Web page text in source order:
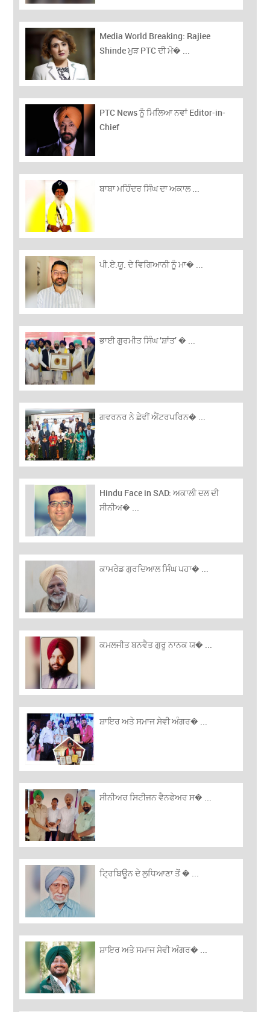
Media World Breaking: Rajiee
Shinde ਮੁੜ PTC ਦੀ ਮੋ� ...
PTC News ਨੂੰ ਮਿਲਿਆ ਨਵਾਂ Editor-in-
Chief
ਬਾਬਾ ਮਹਿੰਦਰ ਸਿੰਘ ਦਾ ਅਕਾਲ ...
ਪੀ.ਏ.ਯੂ. ਦੇ ਵਿਗਿਆਨੀ ਨੂੰ ਮਾ� ...
ਭਾਈ ਗੁਰਮੀਤ ਸਿੰਘ ‘ਸ਼ਾਂਤ’ � ...
ਗਵਰਨਰ ਨੇ ਛੇਵੀਂ ਐਂਟਰਪਰਿਨ� ...
Hindu Face in SAD: ਅਕਾਲੀ ਦਲ ਦੀ
ਸੀਨੀਅ� ...
ਕਾਮਰੇਡ ਗੁਰਦਿਆਲ ਸਿੰਘ ਪਹਾ� ...
ਕਮਲਜੀਤ ਬਨਵੈਤ ਗੁਰੂ ਨਾਨਕ ਯ� ...
ਸ਼ਾਇਰ ਅਤੇ ਸਮਾਜ ਸੇਵੀ ਅੰਗਰ� ...
ਸੀਨੀਅਰ ਸਿਟੀਜਨ ਵੈਨਫੇਅਰ ਸ� ...
ਟ੍ਰਿਬਿਊਨ ਦੇ ਲੁਧਿਆਣਾ ਤੋਂ � ...
ਸ਼ਾਇਰ ਅਤੇ ਸਮਾਜ ਸੇਵੀ ਅੰਗਰ� ...